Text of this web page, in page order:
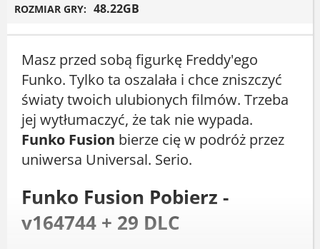
ROZMIAR GRY: 48.22GB
Masz przed sobą figurkę Freddy'ego
Funko. Tylko ta oszalała i chce zniszczyć
światy twoich ulubionych filmów. Trzeba
jej wytłumaczyć, że tak nie wypada.
Funko Fusion bierze cię w podróż przez
uniwersa Universal. Serio.
Funko Fusion Pobierz -
v164744 + 29 DLC